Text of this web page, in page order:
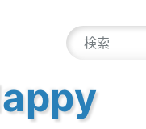
検
索